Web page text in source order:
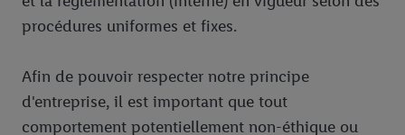
procédures uniformes et fixes.
Afin de pouvoir respecter notre principe
d'entreprise, il est important que tout
comportement potentiellement non-éthique ou